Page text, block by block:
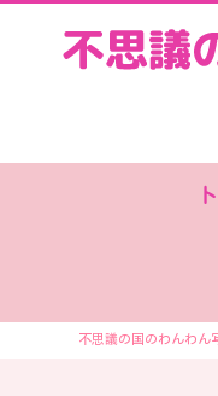
不思議の国のわんわん